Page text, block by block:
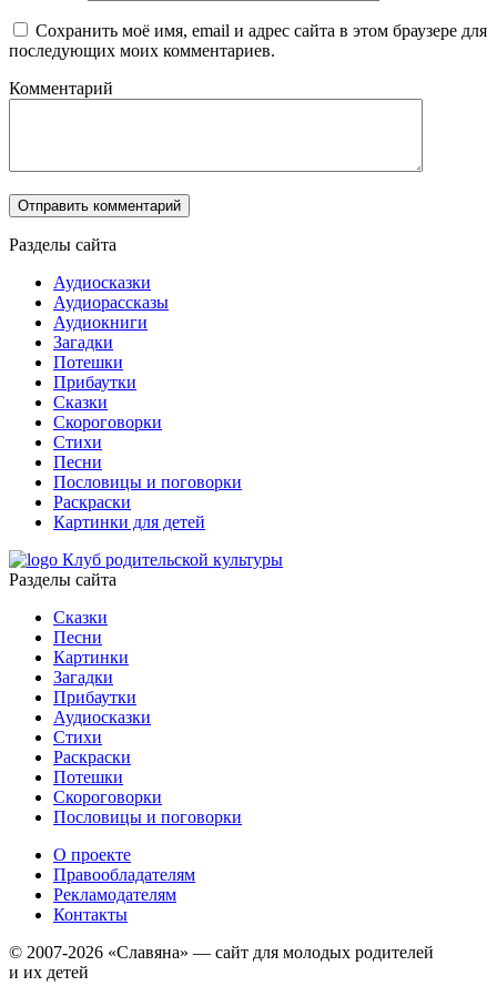
Сохранить моё имя, email и адрес сайта в этом браузере для
последующих моих комментариев.
Комментарий
Разделы сайта
Аудиосказки
Аудиорассказы
Аудиокниги
Загадки
Потешки
Прибаутки
Сказки
Скороговорки
Стихи
Песни
Пословицы и поговорки
Раскраски
Картинки для детей
Клуб родительской культуры
Разделы сайта
Сказки
Песни
Картинки
Загадки
Прибаутки
Аудиосказки
Стихи
Раскраски
Потешки
Скороговорки
Пословицы и поговорки
О проекте
Правообладателям
Рекламодателям
Контакты
© 2007-2026 «Славяна» — сайт для молодых родителей
и их детей